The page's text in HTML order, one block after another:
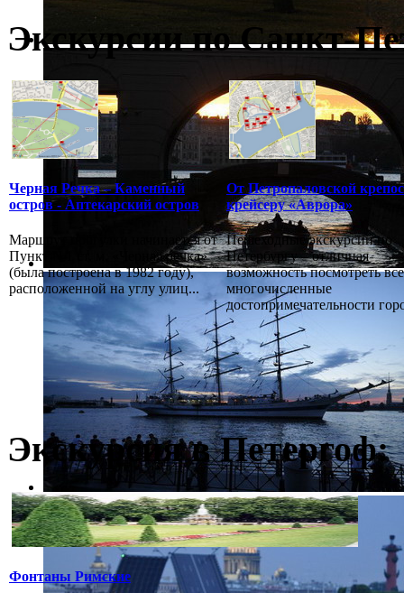
Экскурсии по Санкт-
Черная Речка – Каменный
остров - Аптекарский остров
Маршрут прогулки начинается от
Пункт №1 ст. м. «Черная речка»
(была построена в 1982 году),
расположенной на углу улиц...
От Петропаловской
крейсеру «Аврора»
Пешеходные экскурсии по
Петербургу – отличная
возможность посмотреть все
многочисленные
достопримечательности
Экскурсия в Петергоф:
Фонтаны Римские